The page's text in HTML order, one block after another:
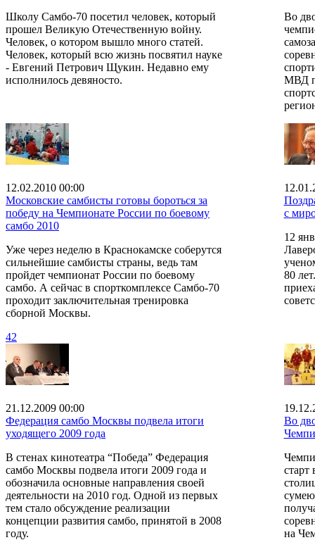
Школу Самбо-70 посетил человек, который
прошел Великую Отечественную войну.
Человек, о котором вышло много статей.
Человек, который всю жизнь посвятил науке
- Евгений Петрович Щукин. Недавно ему
исполнилось девяносто.
Во
МВД
12.02.2010 00:00
Московские самбисты готовы бороться за
победу на Чемпионате России по боевому
самбо 2010
Уже через неделю в Краснокамске соберутся
сильнейшие самбисты страны, ведь там
пройдет чемпионат России по боевому
самбо. А сейчас в спорткомплексе Самбо-70
проходит заключительная тренировка
сборной Москвы.
42
с
12
80
21.12.2009 00:00
Федерация самбо Москвы подвела итоги
уходящего 2009 года
В стенах кинотеатра “Победа” Федерация
самбо Москвы подвела итоги 2009 года и
обозначила основные направления своей
деятельности на 2010 год. Одной из первых
тем стало обсуждение реализации
концепции развития самбо, принятой в 2008
году.
Во
старт
на